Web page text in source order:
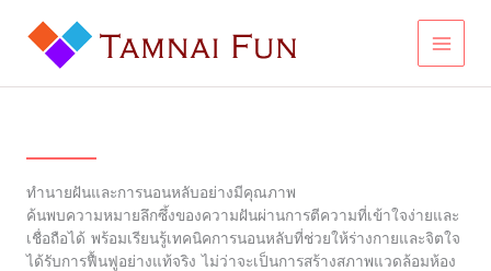
content
ทำนายฝันและการนอนหลับอย่างมีคุณภาพ
ค้นพบความหมายลึกซึ้งของความฝันผ่านการตีความที่เข้าใจง่ายและ
เชื่อถือได้ พร้อมเรียนรู้เทคนิคการนอนหลับที่ช่วยให้ร่างกายและจิตใจ
ได้รับการฟื้นฟูอย่างแท้จริง ไม่ว่าจะเป็นการสร้างสภาพแวดล้อมห้อง